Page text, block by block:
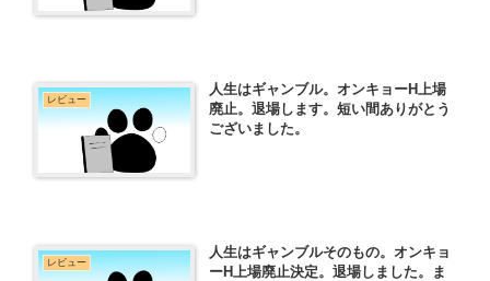
レビュー
人生はギャンブル。オンキョーH上場
廃止。退場します。短い間ありがとう
ございました。
レビュー
人生はギャンブルそのもの。オンキョ
ーH上場廃止決定。退場しました。ま